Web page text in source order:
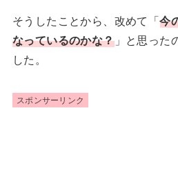
そうしたことから、改めて「今
なっているのかな？」と思った
した。
スポンサーリンク